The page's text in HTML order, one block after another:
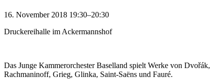
16. November 2018 19:30–20:30
Druckereihalle im Ackermannshof
Das Junge Kammerorchester Baselland spielt Werke von Dvořák,
Rachmaninoff, Grieg, Glinka, Saint-Saëns und Fauré.